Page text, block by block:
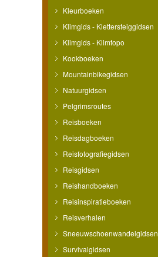
Kleurboeken
Klimgids - Klettersteiggidsen
Klimgids - Klimtopo
Kookboeken
Mountainbikegidsen
Natuurgidsen
Pelgrimsroutes
Reisboeken
Reisdagboeken
Reisfotografiegidsen
Reisgidsen
Reishandboeken
Reisinspiratieboeken
Reisverhalen
Sneeuwschoenwandelgidsen
Survivalgidsen